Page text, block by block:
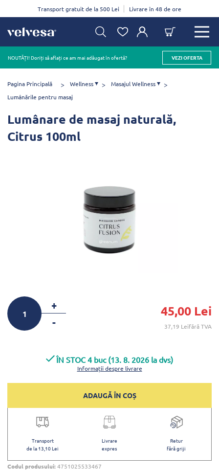
Transport gratuit de la 500 Lei Livrare în 48 de ore
NOUTĂȚI! Doriți să aflați ce am mai adăugat în ofertă? VEZI OFERTA
Pagina Principală Wellness
Masajul Wellness
Lumânările pentru masaj
Lumânare de masaj naturală,
Citrus 100ml
+
-
45,00 Lei
37,19 Leifără TVA
ÎN STOC 4 buc (13. 8. 2026 la dvs)
Informații despre livrare
ADAUGĂ ÎN COȘ
Transport
de la 13,10 Lei
Livrare
expres
Retur
fără griji
Codul produsului:4751025533467